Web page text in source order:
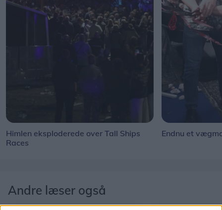
Himlen eksploderede over Tall Ships
Races
Endnu et
Andre læser også